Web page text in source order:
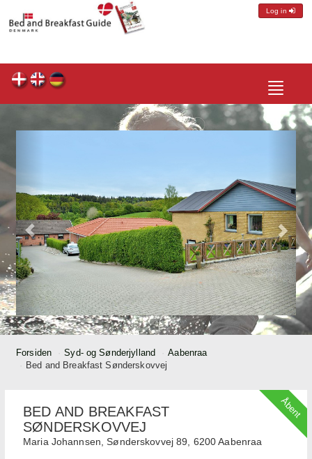
Log in
Toggle
Forsiden Syd- og Sønderjylland
Aabenraa
Bed and Breakfast Sønderskovvej
Åbent
BED AND BREAKFAST
SØNDERSKOVVEJ
Maria Johannsen,Sønderskovvej 89, 6200 Aabenraa